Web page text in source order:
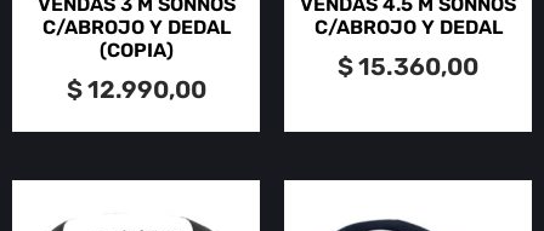
VENDAS 3 M SONNOS
C/ABROJO Y DEDAL
(COPIA)
$12.990,00
VENDAS 4.5 M SONNOS
C/ABROJO Y DEDAL
$15.360,00